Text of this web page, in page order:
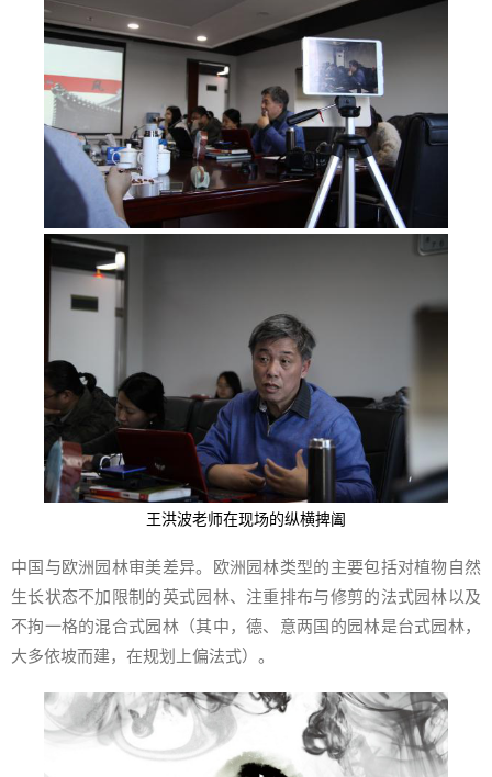
王洪波老师在现场的纵横捭阖
中国与欧洲园林审美差异。欧洲园林类型的主要包括对植物自然
生长状态不加限制的英式园林、注重排布与修剪的法式园林以及
不拘一格的混合式园林（其中，德、意两国的园林是台式园林，
大多依坡而建，在规划上偏法式）。